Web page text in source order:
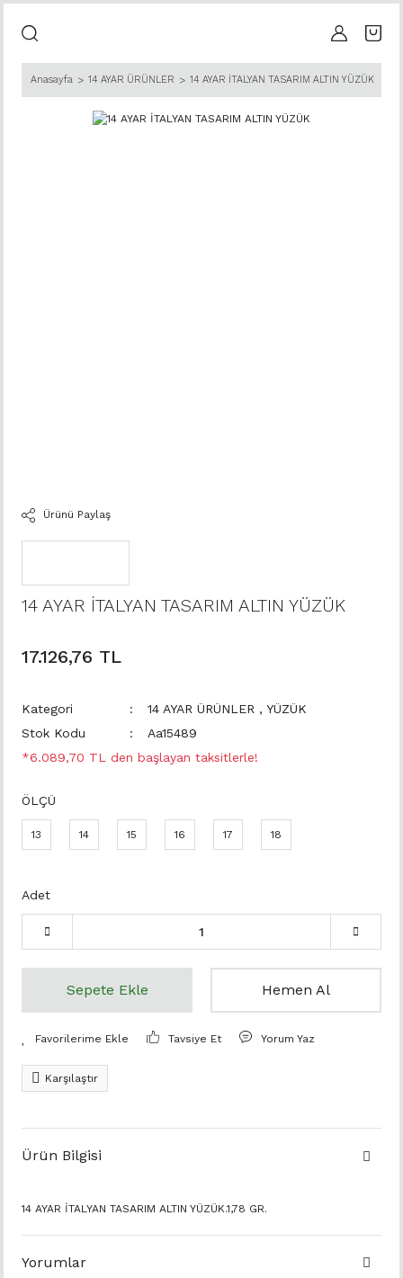
Anasayfa 14 AYAR ÜRÜNLER 14 AYAR İTALYAN TASARIM ALTIN YÜZÜK
Ürünü Paylaş
14 AYAR İTALYAN TASARIM ALTIN YÜZÜK
17.126,76 TL
Kategori 14 AYAR ÜRÜNLER , YÜZÜK
Stok Kodu
Aa15489
*6.089,70 TL den başlayan taksitlerle!
ÖLÇÜ
13 14 15 16 17 18
Adet
Sepete Ekle Hemen Al
Tavsiye Et Yorum Yaz
Karşılaştır
Ürün Bilgisi
14 AYAR İTALYAN TASARIM ALTIN YÜZÜK.1,78 GR.
Yorumlar